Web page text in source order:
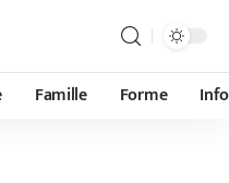
Famille Forme